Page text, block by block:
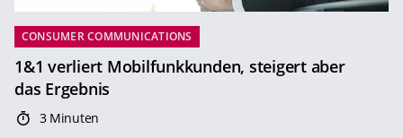
CONSUMER COMMUNICATIONS
1&1 verliert Mobilfunkkunden, steigert aber
das Ergebnis
3 Minuten